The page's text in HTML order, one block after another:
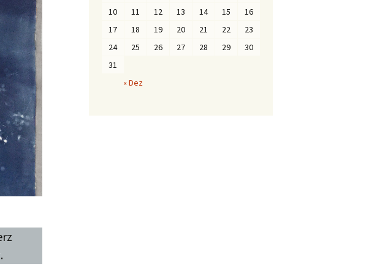
10
11 12 13 14 15
16
17
18 19 20 21 22
23
24
25 26 27 28 29
30
31
« Dez